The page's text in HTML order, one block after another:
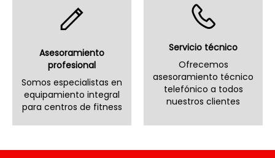
Asesoramiento
profesional
Somos especialistas en
equipamiento integral
para centros de fitness
Servicio técnico
Ofrecemos
asesoramiento técnico
telefónico a todos
nuestros clientes